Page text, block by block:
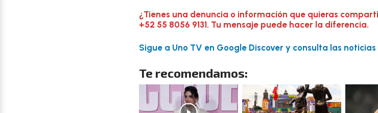
¿Tienes una denuncia o información que quieras
+52 55 8056 9131. Tu mensaje puede hacer la diferencia.
Sigue a Uno TV en Google Discover y consulta las
Te recomendamos: